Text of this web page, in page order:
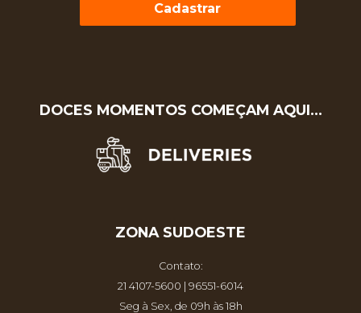
Cadastrar
DOCES MOMENTOS COMEÇAM AQUI…
ZONA SUDOESTE
Contato:
21 4107-5600 | 96551-6014
Seg à Sex, de 09h às 18h